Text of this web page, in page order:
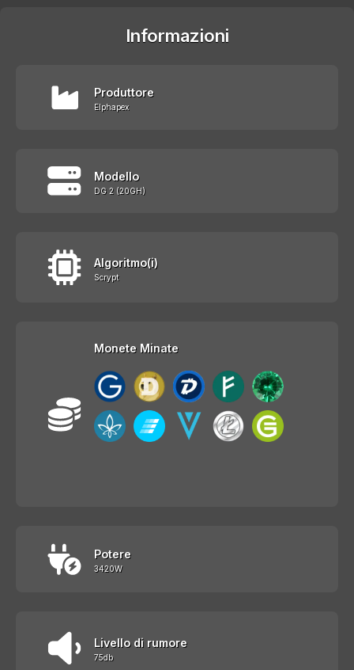
Informazioni
Produttore
Elphapex
Modello
DG 2 (20GH)
Algoritmo(i)
Scrypt
Monete Minate
Potere
3420W
Livello di rumore
75db